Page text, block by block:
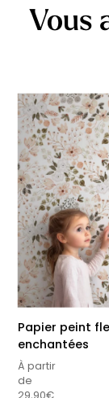
Vous
Papier peint
enchantées
À partir
de
29,90€